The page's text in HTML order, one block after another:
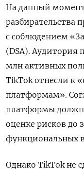
На данный
разбирательства
с соблюдением
(DSA). Аудитория
млн активных
TikTok отнесли к
платформам».
платформы
оценке рисков до
функциональных
Однако TikTok не